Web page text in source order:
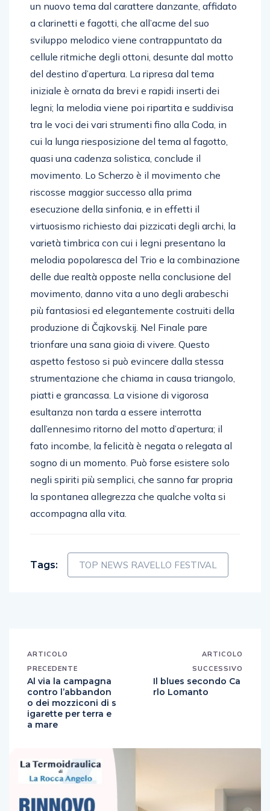
un nuovo tema dal carattere danzante, affidato
a clarinetti e fagotti, che all’acme del suo
sviluppo melodico viene contrappuntato da
cellule ritmiche degli ottoni, desunte dal motto
del destino d’apertura. La ripresa dal tema
iniziale è ornata da brevi e rapidi inserti dei
legni; la melodia viene poi ripartita e suddivisa
tra le voci dei vari strumenti fino alla Coda, in
cui la lunga riesposizione del tema al fagotto,
quasi una cadenza solistica, conclude il
movimento. Lo Scherzo è il movimento che
riscosse maggior successo alla prima
esecuzione della sinfonia, e in effetti il
virtuosismo richiesto dai pizzicati degli archi, la
varietà timbrica con cui i legni presentano la
melodia popolaresca del Trio e la combinazione
delle due realtà opposte nella conclusione del
movimento, danno vita a uno degli arabeschi
più fantasiosi ed elegantemente costruiti della
produzione di Čajkovskij. Nel Finale pare
trionfare una sana gioia di vivere. Questo
aspetto festoso si può evincere dalla stessa
strumentazione che chiama in causa triangolo,
piatti e grancassa. La visione di vigorosa
esultanza non tarda a essere interrotta
dall’ennesimo ritorno del motto d’apertura; il
fato incombe, la felicità è negata o relegata al
sogno di un momento. Può forse esistere solo
negli spiriti più semplici, che sanno far propria
la spontanea allegrezza che qualche volta si
accompagna alla vita.
Tags: TOP NEWS RAVELLO FESTIVAL
ARTICOLO
PRECEDENTE
Al via la campagna
contro l’abbandon
o dei mozziconi di s
igarette per terra e
a mare
ARTICOLO
SUCCESSIVO
Il blues secondo Ca
rlo Lomanto